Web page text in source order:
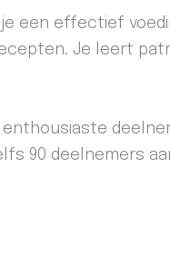
je een effectief
Je leert
90 deelnemers